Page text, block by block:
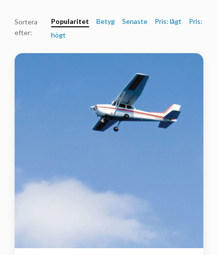
Sortera
efter:
Popularitet Betyg Senaste Pris: lågt
Pris:
högt